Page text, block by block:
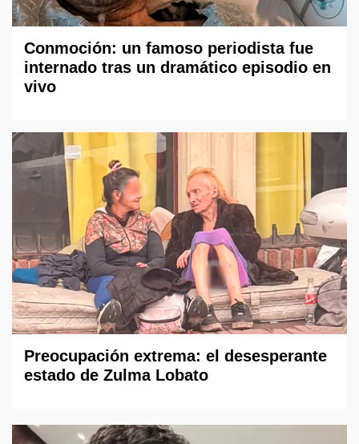
Conmoción: un famoso periodista fue
internado tras un dramático episodio en
vivo
Preocupación extrema: el desesperante
estado de Zulma Lobato